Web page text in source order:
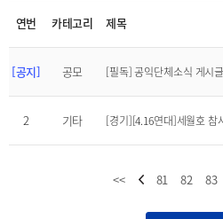
연번 카테고리 제목
[공지] 공모
2 기타
<< 81 82 83